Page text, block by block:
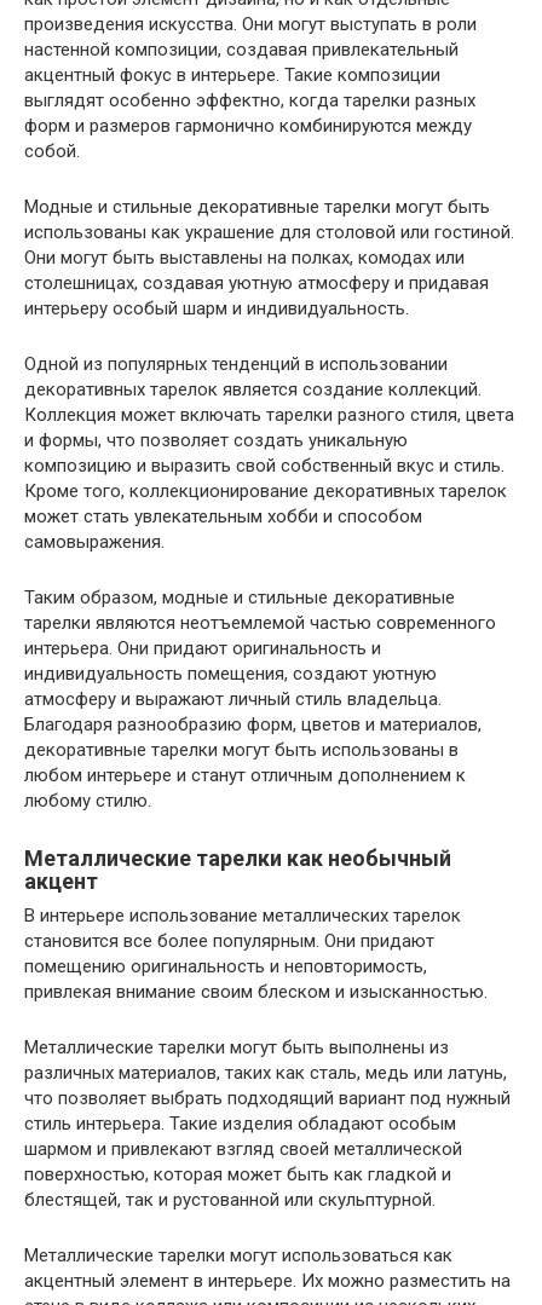
произведения искусства. Они могут выступать в роли
настенной композиции, создавая привлекательный
акцентный фокус в интерьере. Такие композиции
выглядят особенно эффектно, когда тарелки разных
форм и размеров гармонично комбинируются между
собой.
Модные и стильные декоративные тарелки могут быть
использованы как украшение для столовой или гостиной.
Они могут быть выставлены на полках, комодах или
столешницах, создавая уютную атмосферу и придавая
интерьеру особый шарм и индивидуальность.
Одной из популярных тенденций в использовании
декоративных тарелок является создание коллекций.
Коллекция может включать тарелки разного стиля, цвета
и формы, что позволяет создать уникальную
композицию и выразить свой собственный вкус и стиль.
Кроме того, коллекционирование декоративных тарелок
может стать увлекательным хобби и способом
самовыражения.
Таким образом, модные и стильные декоративные
тарелки являются неотъемлемой частью современного
интерьера. Они придают оригинальность и
индивидуальность помещения, создают уютную
атмосферу и выражают личный стиль владельца.
Благодаря разнообразию форм, цветов и материалов,
декоративные тарелки могут быть использованы в
любом интерьере и станут отличным дополнением к
любому стилю.
Металлические тарелки как необычный
акцент
В интерьере использование металлических тарелок
становится все более популярным. Они придают
помещению оригинальность и неповторимость,
привлекая внимание своим блеском и изысканностью.
Металлические тарелки могут быть выполнены из
различных материалов, таких как сталь, медь или латунь,
что позволяет выбрать подходящий вариант под нужный
стиль интерьера. Такие изделия обладают особым
шармом и привлекают взгляд своей металлической
поверхностью, которая может быть как гладкой и
блестящей, так и рустованной или скульптурной.
Металлические тарелки могут использоваться как
акцентный элемент в интерьере. Их можно разместить на